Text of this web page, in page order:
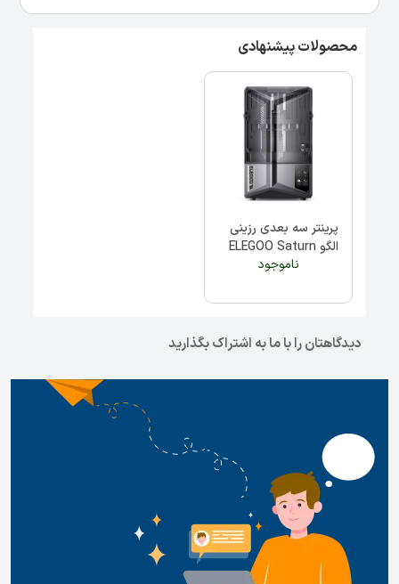
محصولات پیشنهادی
پرینتر سه بعدی رزینی
الگو ELEGOO Saturn
ناموجود
دیدگاهتان را با ما به اشتراک بگذارید